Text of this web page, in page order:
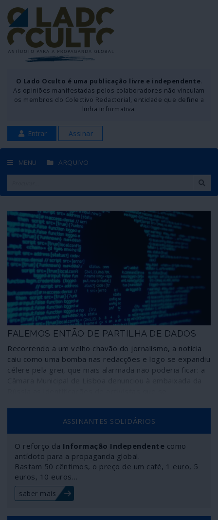
O Lado Oculto é uma publicação livre e independente.
As opiniões manifestadas pelos colaboradores não vinculam
os membros do Colectivo Redactorial, entidade que define a
linha informativa.
Entrar Assinar
MENU ARQUIVO
FALEMOS ENTÃO DE PARTILHA DE DADOS
Recorrendo a um velho chavão do jornalismo, a notícia
caiu como uma bomba nas redacções e logo se expandiu
célere pela grei, que mais alarmada não poderia ficar: a
de extrema gravidade para a nação, o chefe de Estado
tomou as dores da comunidade e em palavras enfáticas
manifestou a sua revolta – que é a revolta de todos –
com o comportamento municipal. Pena é que o mesmo
chefe de Estado e as carpideiras mediáticas não
expressem ira semelhante quando a mesma Câmara
Municipal partilha com a embaixada de Israel e a benigna
Mossad as identidades de activistas portugueses e
ASSINANTES SOLIDÁRIOS
O reforço da Informação Independente como
antídoto para a propaganda global.
Bastam 50 cêntimos, o preço de um café, 1 euro, 5
euros, 10 euros…
saber mais